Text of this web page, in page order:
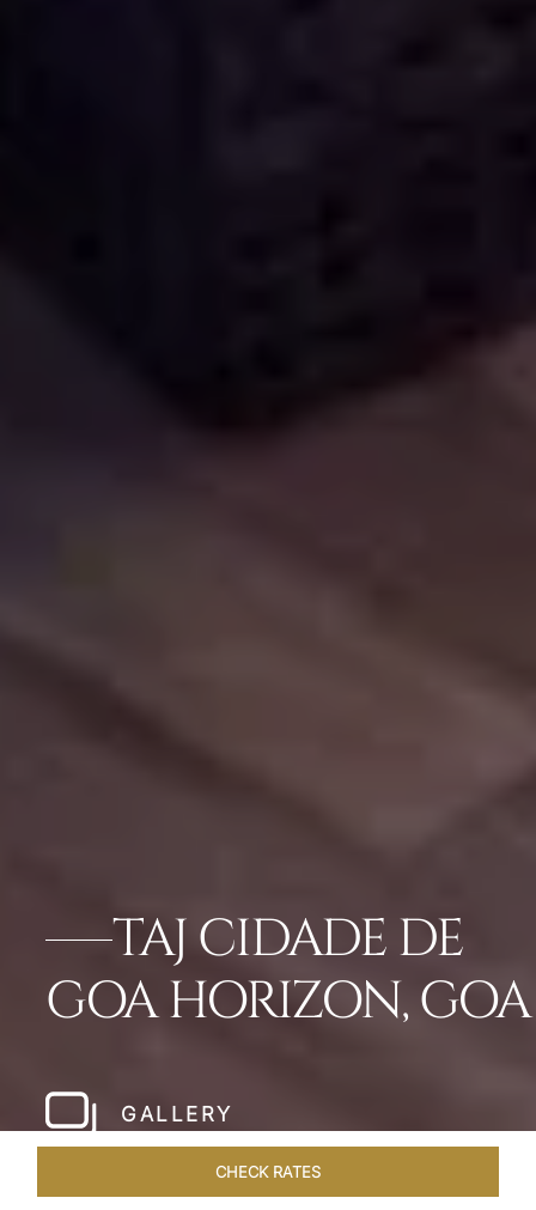
TAJ CIDADE DE
GOA HORIZON, GOA
GALLERY
CHECK RATES